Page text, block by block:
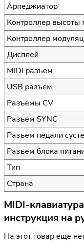
Арпеджиатор
Контроллер высоты
Контроллер
Дисплей
MIDI разъем
USB разъем
Разъемы CV
Разъем SYNC
Разъем педали
Разъем блока
Тип
Страна
MIDI-
инструкция на
На этот товар еще